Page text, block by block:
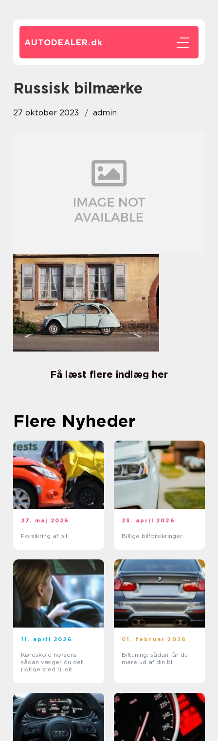
AUTODEALER.dk
russisk bilmærke
27 oktober 2023 admin
Få læst flere indlæg her
Flere Nyheder
27. maj 2026
Forsikring af bil
23. april 2026
Billige bilforsikringer
11. april 2026
Køreskole horsens
sådan vælger du det
rigtige sted til dit
01. februar 2026
Biltuning: sådan får du
mere ud af din bil